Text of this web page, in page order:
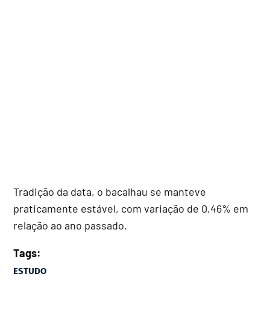
Tradição da data, o bacalhau se manteve
praticamente estável, com variação de 0,46% em
relação ao ano passado.
Tags:
ESTUDO